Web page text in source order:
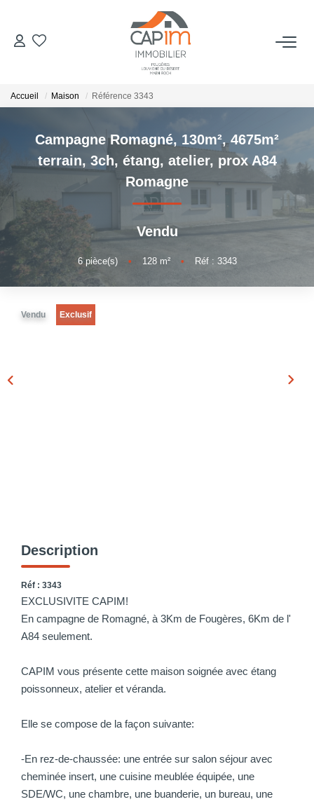
VENTES
NOTRE AGENCE
Qui Sommes Nous
Notre Équipe
Nous Rejoindre
Nos Actualités
Accueil Maison Référence 3343
Campagne Romagné, 130m², 4675m²
terrain, 3ch, étang, atelier, prox A84
Romagne
Vendu
6pièce(s) • 128m² • Réf : 3343
Vendu Exclusif
Description
Réf : 3343
EXCLUSIVITE CAPIM!
En campagne de Romagné, à 3Km de Fougères, 6Km de l'
A84 seulement.
CAPIM vous présente cette maison soignée avec étang
poissonneux, atelier et véranda.
Elle se compose de la façon suivante:
-En rez-de-chaussée: une entrée sur salon séjour avec
cheminée insert, une cuisine meublée équipée, une
SDE/WC, une chambre, une buanderie, un bureau, une